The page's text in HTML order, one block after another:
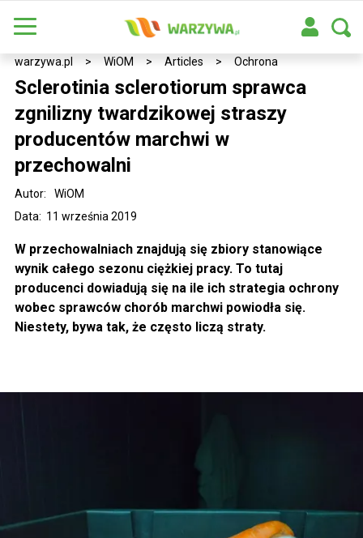
warzywa.pl > WiOM > Articles > Ochrona
Sclerotinia sclerotiorum sprawca
zgnilizny twardzikowej straszy
producentów marchwi w
przechowalni
Data: 11 września 2019
Autor: WiOM
W przechowalniach znajdują się zbiory stanowiące
wynik całego sezonu ciężkiej pracy. To tutaj
producenci dowiadują się na ile ich strategia ochrony
wobec sprawców chorób marchwi powiodła się.
Niestety, bywa tak, że często liczą straty.